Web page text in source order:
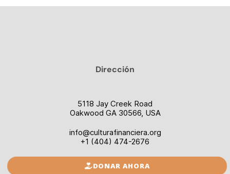
Dirección
5118 Jay Creek Road
Oakwood GA 30566, USA
info@culturafinanciera.org
+1 (404) 474-2676
DONAR AHORA